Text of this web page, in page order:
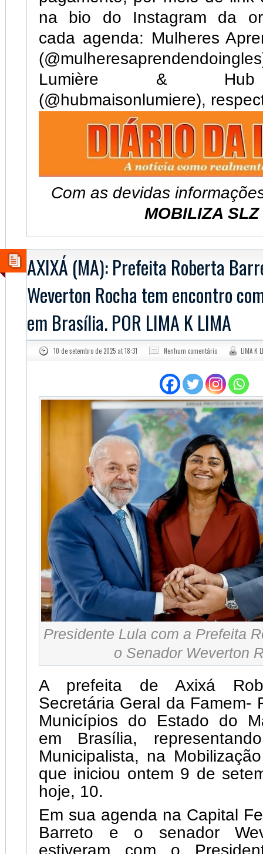
na bio do Instagram da
cada agenda: Mulheres
Lumière & Hub
(@hubmaisonlumiere),
Com as devidas
MOBILIZA SLZ
AXIXÁ (MA): Prefeita Roberta
Weverton Rocha tem encontro
em Brasília. POR LIMA K LIMA
10 de setembro de 2025 at 18:31 Nenhum comentário LIMA K
Presidente Lula com a Prefeita
o Senador Weverton
A prefeita de Axixá
Secretária Geral da Famem-
Municípios do Estado do
em Brasília,
Municipalista, na
que iniciou ontem 9 de
hoje, 10.
Em sua agenda na Capital
Barreto e o senador
estiveram com o